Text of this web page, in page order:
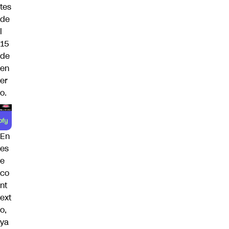
tes
de
l
15
de
en
er
o.
En
es
e
co
nt
ext
o,
ya